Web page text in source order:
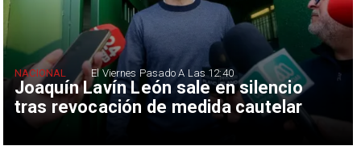
Joaquín Lavín León sale en silencio
tras revocación de medida cautelar
NACIONAL El Viernes Pasado A Las 12:40